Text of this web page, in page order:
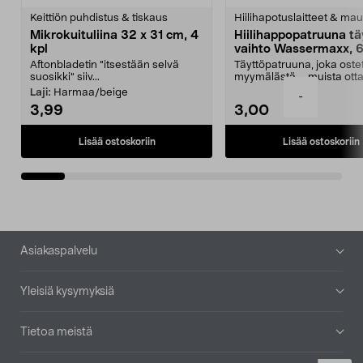
-
Keittiön puhdistus & tiskaus
Mikrokuituliina 32 x 31 cm, 4
kpl
Aftonbladetin "itsestään selvä
suosikki" siiv...
Laji: Harmaa/beige
3,99
Lisää ostoskoriin
Hiilihapotuslaitteet &
Hiilihappopatruuna
vaihto Wassermaxx,
Täyttöpatruuna, joka
myymälästä – muista
3,00
Lisää ostoskoriin
Alatunniste
Asiakaspalvelu
Yleisiä kysymyksiä
Tietoa meistä